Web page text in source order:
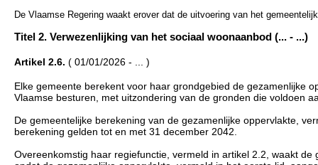
De Vlaamse Regering waakt erover dat de uitvoering van het
Titel 2. Verwezenlijking van het sociaal woonaanbod (... - ...)
Artikel 2.6. ( 01/01/2026 - ... )
Elke gemeente berekent voor haar grondgebied de gezamenlijke
Vlaamse besturen, met uitzondering van de gronden die voldoen
De gemeentelijke berekening van de gezamenlijke oppervlakte,
berekening gelden tot en met 31 december 2042.
Overeenkomstig haar regiefunctie, vermeld in artikel 2.2, waakt